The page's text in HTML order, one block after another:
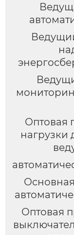
Оптовая
нагрузки
Оптовая